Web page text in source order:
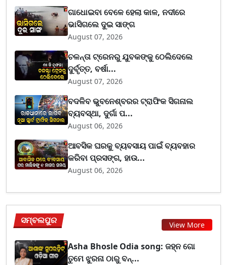
ଗାଧୋଇବା ବେଳେ ହେଲା କାଳ, ନଦୀରେ
ଭାସିଗଲେ ଦୁଇ ସାଙ୍ଗ
August 07, 2026
ଚଳନ୍ତା ଟ୍ରେନରୁ ଯୁବକଙ୍କୁ ଠେଲିଦେଲେ
ଦୁର୍ବୃତ୍ତ, ବର୍ଷା...
August 07, 2026
ବଦଳିବ ଭୁବନେଶ୍ବରର ଟ୍ରାଫିକ ସିଗନାଲ
ବ୍ୟବସ୍ଥା, ଦୁର୍ଗା ପ...
August 06, 2026
ଆବସିକ ଘରକୁ ବ୍ୟବସାୟ ପାଇଁ ବ୍ୟବହାର
କରିବା ପ୍ରସଙ୍ଗ, ହାଉ...
August 06, 2026
ସମ୍ବଲପୁର View More
Asha Bhosle Odia song: ଜହ୍ନ ଗୋ
ତୁମେ ଝୁରନା ଠାରୁ ବନ୍...